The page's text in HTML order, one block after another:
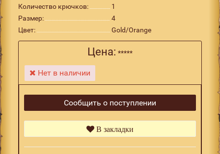
Количество крючков:
1
Размер:
4
Цвет:
Gold/Orange
Цена: *****
Нет в наличии
Сообщить о поступлении
В закладки